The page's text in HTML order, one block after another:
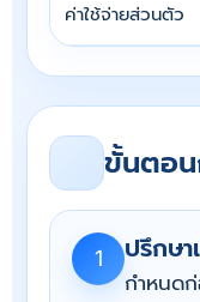
ค่าใช้จ่ายส่วนตัว
ขั้นตอน
1 ปรึกษา
กำหนด